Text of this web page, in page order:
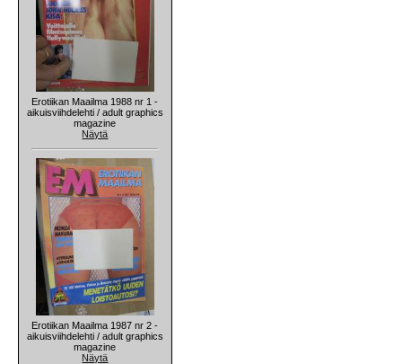
Erotiikan Maailma 1988 nr 1 -
aikuisviihdelehti / adult graphics
magazine
Näytä
Erotiikan Maailma 1987 nr 2 -
aikuisviihdelehti / adult graphics
magazine
Näytä